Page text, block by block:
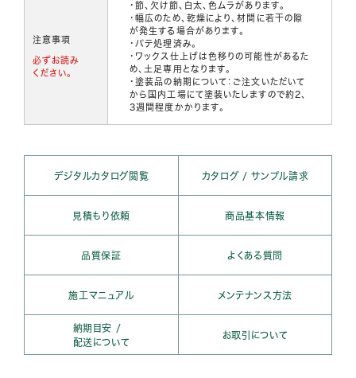
注意事項
必ずお読み
ください。
・節、欠け節、白太、色ムラがあります。
・幅広のため、乾燥により、材間に若干の隙
が発生する場合があります。
・パテ処理済み。
・ワックス仕上げは色移りの可能性があるた
め、土足専用となります。
・塗装品の納期について：ご注文いただいて
から国内工場にて塗装いたしますので約2、
3週間程度かかります。
デジタルカタログ閲覧 カタログ / サンプル請求
見積もり依頼 商品基本情報
品質保証 よくある質問
施工マニュアル メンテナンス方法
納期目安 /
配送について
お取引について